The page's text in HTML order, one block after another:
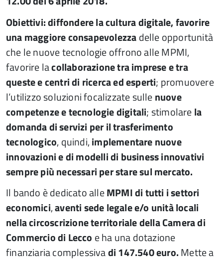
Obiettivi: diffondere la cultura digitale, favorire
una maggiore consapevolezzadelle opportunità
che le nuove tecnologie offrono alle MPMI,
favorire lacollaborazionetra imprese e tra
queste e centri di ricerca ed esperti; promuovere
l’utilizzo soluzioni focalizzate sullenuove
competenze e tecnologie digitali; stimolarela
domanda di servizi per il trasferimento
tecnologico, quindi,implementare nuove
innovazioni e di modelli di business innovativi
sempre più necessari per stare sul mercato.
Il bando è dedicato alleMPMI di tutti i settori
economici,aventi sede legale e/o unità locali
nella circoscrizione territoriale della Camera di
Commercio di Lecco e ha una dotazione
finanziaria complessivadi 147.540 euro.Mette a